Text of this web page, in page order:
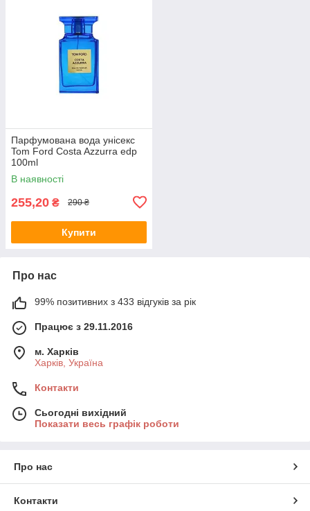
Парфумована вода унісекс
Tom Ford Costa Azzurra edp
100ml
В наявності
255,20 ₴ 290 ₴
Купити
Про нас
99% позитивних з 433 відгуків за рік
Працює з 29.11.2016
м. Харків
Харків, Україна
Контакти
Сьогодні вихідний
Показати весь графік роботи
Про нас
Контакти